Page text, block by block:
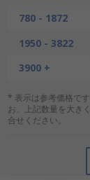
780 - 1872
1950 - 3822
3900 +
* 表示は参考価格で
お、上記数量を大き
合せください。